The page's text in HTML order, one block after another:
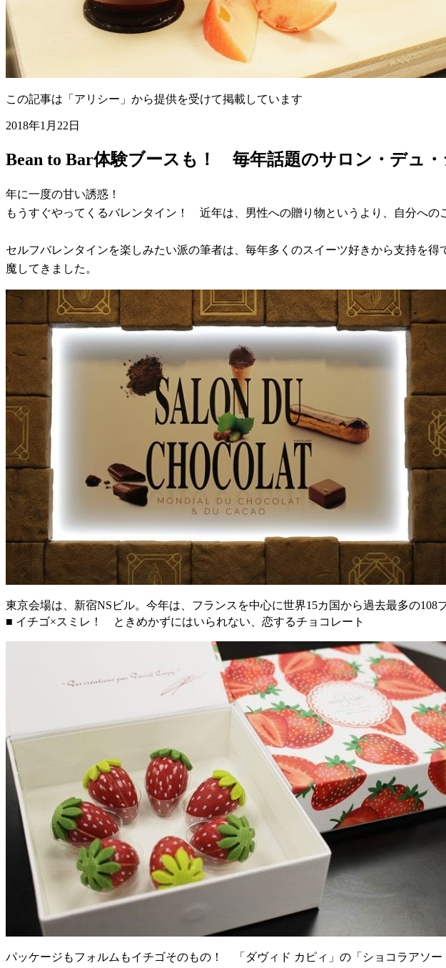
この記事は「アリシー」から提供を受けて掲載しています
2018年1月22日
Bean to Bar体験ブースも！ 毎年話題のサロン・デュ・
年に一度の甘い誘惑！
もうすぐやってくるバレンタイン！ 近年は、男性への贈り物というより、自分への
セルフバレンタインを楽しみたい派の筆者は、毎年多くのスイーツ好きから支持を
魔してきました。
東京会場は、新宿NSビル。今年は、フランスを中心に世界15カ国から過去最多の
■ イチゴ×スミレ！ ときめかずにはいられない、恋するチョコレート
パッケージもフォルムもイチゴそのもの！ 「ダヴィド カピィ」の「ショコラアソ